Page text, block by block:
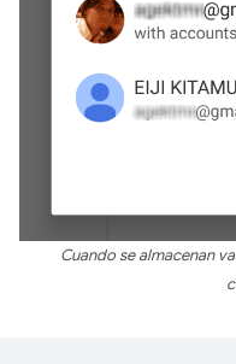
Cuando se almacenan